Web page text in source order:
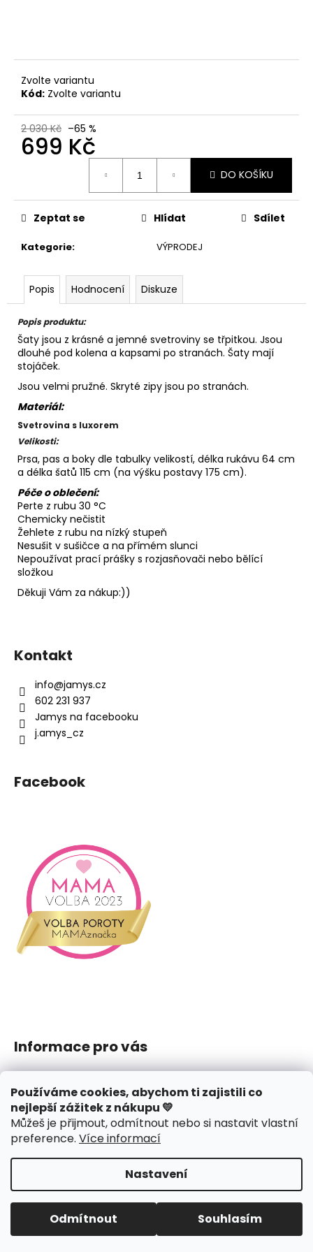
Používáme cookies, abychom ti zajistili co
nejlepší zážitek z nákupu 💛
Můžeš je přijmout, odmítnout nebo si nastavit vlastní
preference. Více informací
Nastavení
Odmítnout Souhlasím
Zvolte variantu
Kód: Zvolte variantu
2 030 Kč –65 %
699 Kč
DO KOŠÍKU
Kategorie: VÝPRODEJ
Zeptat se Hlídat Sdílet
Popis Hodnocení Diskuze
Popis produktu:
Šaty jsou z krásné a jemné svetroviny se třpitkou. Jsou
dlouhé pod kolena a kapsami po stranách. Šaty mají
stojáček.
Jsou velmi pružné. Skryté zipy jsou po stranách.
Materiál:
Svetrovina s luxorem
Velikosti:
Prsa, pas a boky dle tabulky velikostí, délka rukávu 64 cm
a délka šatů 115 cm (na výšku postavy 175 cm).
Péče o oblečení:
Perte z rubu 30 °C
Chemicky nečistit
Žehlete z rubu na nízký stupeň
Nesušit v sušičce a na přímém slunci
Nepoužívat prací prášky s rozjasňovači nebo bělící
složkou
Děkuji Vám za nákup:))
Kontakt
info@jamys.cz
602 231 937
Jamys na facebooku
j.amys_cz
Facebook
Informace pro vás
Jak nakupovat
Obchodní podmínky
Podmínky ochrany osobních údajů
Reklamace či vrácení
Hodnocení obchodu
Copyright 2026J.amys. Všechna práva vyhrazena.
Upravit nastavení cookies
Design webunechodom.cz